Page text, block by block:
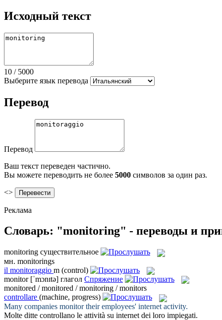
Исходный текст
10 / 5000
Выберите язык перевода
Перевод
Перевод
Ваш текст переведен частично.
Вы можете переводить не более 5000 символов за один раз.
<>
Реклама
Словарь: "monitoring" - переводы и
monitoring существительное
мн. monitorings
il monitoraggio m (control)
monitor [ˈmɔnɪtə] глагол Спряжение
monitored / monitored / monitoring / monitors
controllare (machine, progress)
Many companies monitortheir employees' internet activity.
Molte ditte controllano le attività su internet dei loro impiegati.